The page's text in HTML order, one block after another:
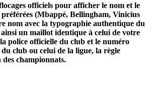
officiels pour afficher le nom et le
(Mbappé, Bellingham, Vinicius
nom avec la typographie authentique du
un maillot identique à celui de votre
police officielle du club et le numéro
club ou celui de la ligue, la règle
championnats.